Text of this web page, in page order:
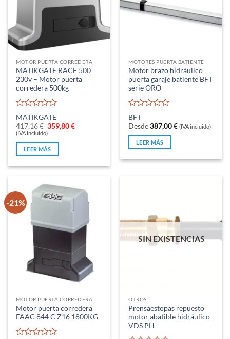
MOTOR PUERTA CORREDERA
MATIKGATE RACE 500
230v – Motor puerta
corredera 500kg
Valorado
con
0
MATIKGATE
417,16€ El
precio
era:
417,16 €.
359,80€El
(IVA incluido)
LEER MÁS
MOTORES PUERTA BATIENTE
Motor brazo hidráulico
puerta garaje batiente BFT
serie ORO
Valorado
con
0
de
5
BFT
Desde387,00€ (IVA incluido)
LEER MÁS
-21%
MOTOR PUERTA CORREDERA
Motor puerta corredera
FAAC 844 C Z16 1800KG
SIN EXISTENCIAS
OTROS
Prensaestopas repuesto
motor abatible hidráulico
VDS PH